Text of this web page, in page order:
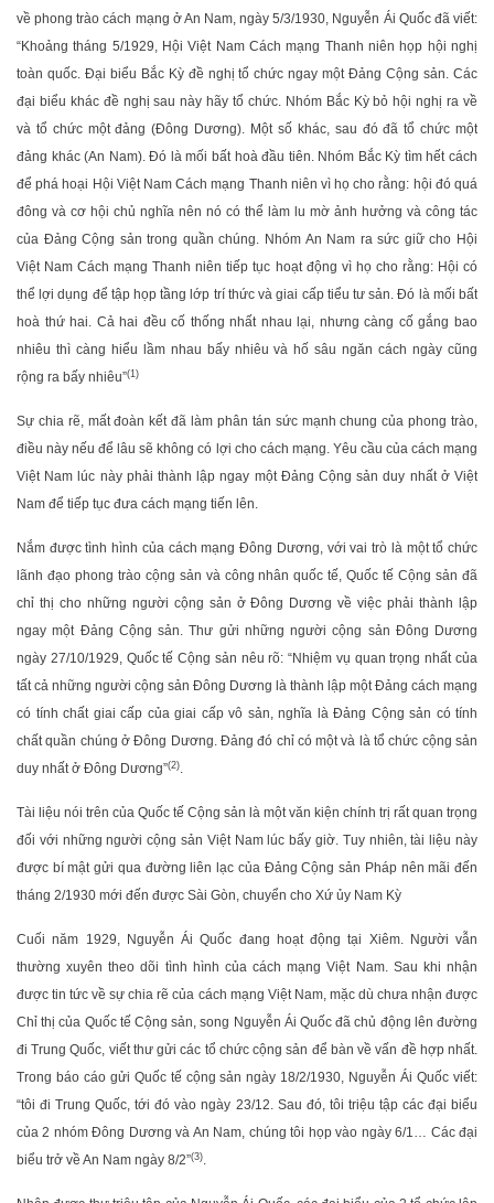
về phong trào cách mạng ở An Nam, ngày 5/3/1930, Nguyễn Ái Quốc đã viết:
“Khoảng tháng 5/1929, Hội Việt Nam Cách mạng Thanh niên họp hội nghị
toàn quốc. Đại biểu Bắc Kỳ đề nghị tổ chức ngay một Đảng Cộng sản. Các
đại biểu khác đề nghị sau này hãy tổ chức. Nhóm Bắc Kỳ bỏ hội nghị ra về
và tổ chức một đảng (Đông Dương). Một số khác, sau đó đã tổ chức một
đảng khác (An Nam). Đó là mối bất hoà đầu tiên. Nhóm Bắc Kỳ tìm hết cách
để phá hoại Hội Việt Nam Cách mạng Thanh niên vì họ cho rằng: hội đó quá
đông và cơ hội chủ nghĩa nên nó có thể làm lu mờ ảnh hưởng và công tác
của Đảng Cộng sản trong quần chúng. Nhóm An Nam ra sức giữ cho Hội
Việt Nam Cách mạng Thanh niên tiếp tục hoạt động vì họ cho rằng: Hội có
thể lợi dụng để tập họp tầng lớp trí thức và giai cấp tiểu tư sản. Đó là mối bất
hoà thứ hai. Cả hai đều cố thống nhất nhau lại, nhưng càng cố gắng bao
nhiêu thì càng hiểu lầm nhau bấy nhiêu và hố sâu ngăn cách ngày cũng
rộng ra bấy nhiêu”(1)
Sự chia rẽ, mất đoàn kết đã làm phân tán sức mạnh chung của phong trào,
điều này nếu để lâu sẽ không có lợi cho cách mạng. Yêu cầu của cách mạng
Việt Nam lúc này phải thành lập ngay một Đảng Cộng sản duy nhất ở Việt
Nam để tiếp tục đưa cách mạng tiến lên.
Nắm được tình hình của cách mạng Đông Dương, với vai trò là một tổ chức
lãnh đạo phong trào cộng sản và công nhân quốc tế, Quốc tế Cộng sản đã
chỉ thị cho những người cộng sản ở Đông Dương về việc phải thành lập
ngay một Đảng Cộng sản. Thư gửi những người cộng sản Đông Dương
ngày 27/10/1929, Quốc tế Cộng sản nêu rõ: “Nhiệm vụ quan trọng nhất của
tất cả những người cộng sản Đông Dương là thành lập một Đảng cách mạng
có tính chất giai cấp của giai cấp vô sản, nghĩa là Đảng Cộng sản có tính
chất quần chúng ở Đông Dương. Đảng đó chỉ có một và là tổ chức cộng sản
duy nhất ở Đông Dương”(2).
Tài liệu nói trên của Quốc tế Cộng sản là một văn kiện chính trị rất quan trọng
đối với những người cộng sản Việt Nam lúc bấy giờ. Tuy nhiên, tài liệu này
được bí mật gửi qua đường liên lạc của Đảng Cộng sản Pháp nên mãi đến
tháng 2/1930 mới đến được Sài Gòn, chuyển cho Xứ ủy Nam Kỳ
Cuối năm 1929, Nguyễn Ái Quốc đang hoạt động tại Xiêm. Người vẫn
thường xuyên theo dõi tình hình của cách mạng Việt Nam. Sau khi nhận
được tin tức về sự chia rẽ của cách mạng Việt Nam, mặc dù chưa nhận được
Chỉ thị của Quốc tế Cộng sản, song Nguyễn Ái Quốc đã chủ động lên đường
đi Trung Quốc, viết thư gửi các tổ chức cộng sản để bàn về vấn đề hợp nhất.
Trong báo cáo gửi Quốc tế cộng sản ngày 18/2/1930, Nguyễn Ái Quốc viết:
“tôi đi Trung Quốc, tới đó vào ngày 23/12. Sau đó, tôi triệu tập các đại biểu
của 2 nhóm Đông Dương và An Nam, chúng tôi họp vào ngày 6/1… Các đại
biểu trở về An Nam ngày 8/2”(3).